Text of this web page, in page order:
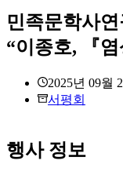
민족문학사연
“이종호, 『
2025년 09월
서평회
행사 정보